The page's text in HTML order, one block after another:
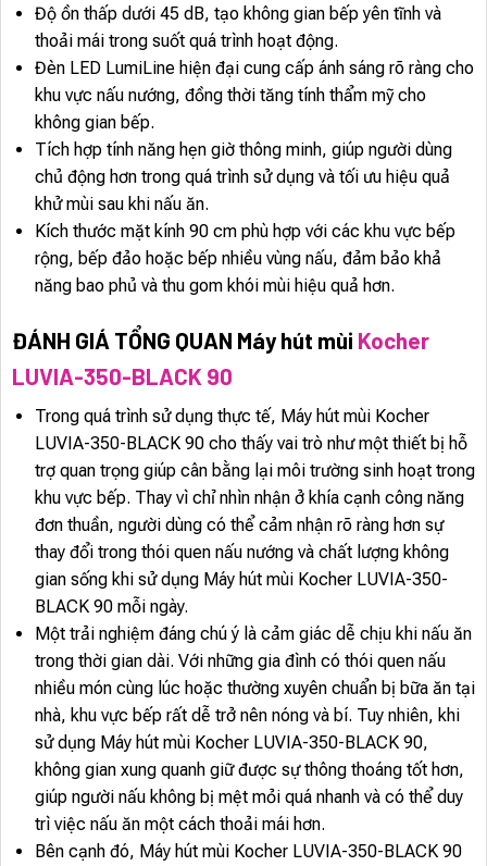
Độ ồn thấp dưới 45 dB, tạo không gian bếp yên tĩnh và
thoải mái trong suốt quá trình hoạt động.
Đèn LED LumiLine hiện đại cung cấp ánh sáng rõ ràng cho
khu vực nấu nướng, đồng thời tăng tính thẩm mỹ cho
không gian bếp.
Tích hợp tính năng hẹn giờ thông minh, giúp người dùng
chủ động hơn trong quá trình sử dụng và tối ưu hiệu quả
khử mùi sau khi nấu ăn.
Kích thước mặt kính 90 cm phù hợp với các khu vực bếp
rộng, bếp đảo hoặc bếp nhiều vùng nấu, đảm bảo khả
năng bao phủ và thu gom khói mùi hiệu quả hơn.
ĐÁNH GIÁ TỔNG QUAN Máy hút mùi Kocher
LUVIA-350-BLACK 90
Trong quá trình sử dụng thực tế, Máy hút mùi Kocher
LUVIA-350-BLACK 90 cho thấy vai trò như một thiết bị hỗ
trợ quan trọng giúp cân bằng lại môi trường sinh hoạt trong
khu vực bếp. Thay vì chỉ nhìn nhận ở khía cạnh công năng
đơn thuần, người dùng có thể cảm nhận rõ ràng hơn sự
thay đổi trong thói quen nấu nướng và chất lượng không
gian sống khi sử dụng Máy hút mùi Kocher LUVIA-350-
BLACK 90 mỗi ngày.
Một trải nghiệm đáng chú ý là cảm giác dễ chịu khi nấu ăn
trong thời gian dài. Với những gia đình có thói quen nấu
nhiều món cùng lúc hoặc thường xuyên chuẩn bị bữa ăn tại
nhà, khu vực bếp rất dễ trở nên nóng và bí. Tuy nhiên, khi
sử dụng Máy hút mùi Kocher LUVIA-350-BLACK 90,
không gian xung quanh giữ được sự thông thoáng tốt hơn,
giúp người nấu không bị mệt mỏi quá nhanh và có thể duy
trì việc nấu ăn một cách thoải mái hơn.
Bên cạnh đó, Máy hút mùi Kocher LUVIA-350-BLACK 90